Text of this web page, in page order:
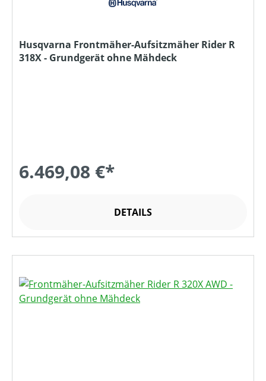
Husqvarna Frontmäher-Aufsitzmäher Rider R
318X - Grundgerät ohne Mähdeck
6.469,08 €*
DETAILS